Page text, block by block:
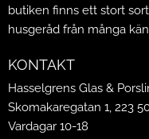
butiken finns ett stort
husgeråd från många
KONTAKT
Hasselgrens Glas &
Skomakaregatan 1, 223
Vardagar 10-18